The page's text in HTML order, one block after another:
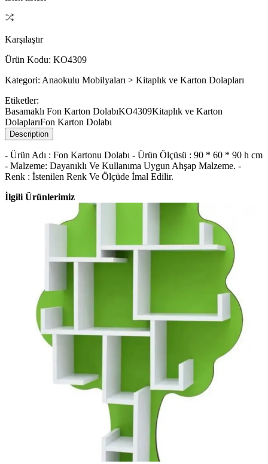
Karşılaştır
Ürün Kodu: KO4309
Kategori: Anaokulu Mobilyaları > Kitaplık ve Karton Dolapları
Etiketler:
Basamaklı Fon Karton DolabıKO4309Kitaplık ve Karton
DolaplarıFon Karton Dolabı
Description
- Ürün Adı : Fon Kartonu Dolabı - Ürün Ölçüsü : 90 * 60 * 90 h cm
- Malzeme: Dayanıklı Ve Kullanıma Uygun Ahşap Malzeme. -
Renk : İstenilen Renk Ve Ölçüde İmal Edilir.
İlgili Ürünlerimiz